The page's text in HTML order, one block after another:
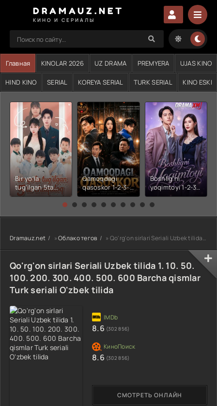
DRAMAUZ.NET
КИНО И СЕРИАЛЫ
Главная KINOLAR 2026 UZ DRAMA PREMYERA UJAS KINO
HIND KINO SERIAL KOREYA SERIAL TURK SERIAL KINO ESKI
Bir yo'la
tug'ilgan 5ta
chaqaloq 1-2-3-
seriali uzbek
tilida Barcha
skachat
Qamoqdagi
qasoskor 1-2-3-
4-5-6-7-10-20-
30-50-60-70-80-
tilida Barcha
qismlar 2026 HD
Boshlig'ni
yoqimtoyi 1-2-3-
4-5-6-7-10-20-
30-50-60-70-80-
tilida Barcha
qismlar 2026 HD
Dramauz.net »Облако тегов » Qo'rg'on sirlari Seriali Uzbek tilida 1. 10. 50. 100. 200. 300. 400. 500. 600 Barcha qismlar Turk se
Qo'rg'on sirlari Seriali Uzbek tilida 1. 10. 50.
100. 200. 300. 400. 500. 600 Barcha qismlar
Turk seriali O'zbek tilida
СМОТРЕТЬ ОНЛАЙН
8.6 (302 856)
8.6 (302 856)